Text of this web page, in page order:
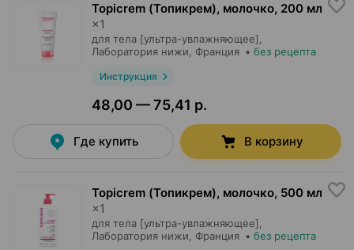
Topicrem (Топикрем), молочко, 200 мл
×1
для тела [ультра-увлажняющее],
Лаборатория нижи , Франция • без рецепта
Инструкция
48,00 — 75,41 р.
Где купить В корзину
Topicrem (Топикрем), молочко, 500 мл
×1
для тела [ультра-увлажняющее],
Лаборатория нижи , Франция • без рецепта